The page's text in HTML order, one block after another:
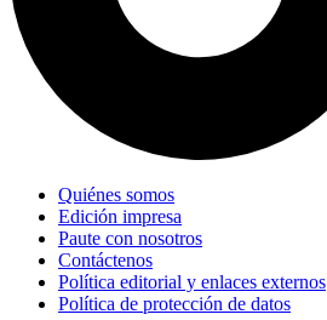
Quiénes somos
Edición impresa
Paute con nosotros
Contáctenos
Política editorial y enlaces externos
Política de protección de datos